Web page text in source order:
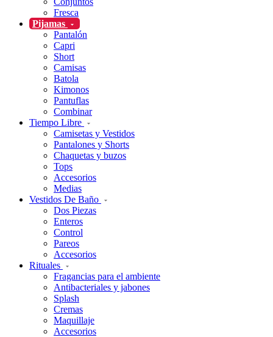
Fresca
Pijamas
Pantalón
Capri
Short
Camisas
Batola
Kimonos
Pantuflas
Combinar
Tiempo Libre
Camisetas y Vestidos
Pantalones y Shorts
Chaquetas y buzos
Tops
Accesorios
Medias
Vestidos De Baño
Dos Piezas
Enteros
Control
Pareos
Accesorios
Rituales
Fragancias para el ambiente
Antibacteriales y jabones
Splash
Cremas
Maquillaje
Accesorios